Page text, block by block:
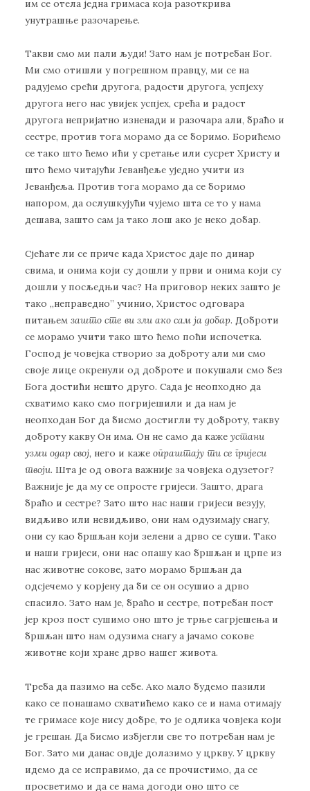
им се отела једна гримаса која разоткрива
унутрашње разочарење.
Такви смо ми пали људи! Зато нам је потребан Бог.
Ми смо отишли у погрешном правцу, ми се на
радујемо срећи другога, радости другога, успјеху
другога него нас увијек успјех, срећа и радост
другога непријатно изненади и разочара али, браћо и
сестре, против тога морамо да се боримо. Борићемо
се тако што ћемо ићи у сретање или сусрет Христу и
што ћемо читајући Јеванђеље уједно учити из
Јеванђеља. Против тога морамо да се боримо
напором, да ослушкујући чујемо шта се то у нама
дешава, зашто сам ја тако лош ако је неко добар.
Сјећате ли се приче када Христос даје по динар
свима, и онима који су дошли у први и онима који су
дошли у посљедњи час? На приговор неких зашто је
тако ,,неправедно” учинио, Христос одговара
питањем зашто сте ви зли ако сам ја добар. Доброти
се морамо учити тако што ћемо поћи испочетка.
Господ је човејка створио за доброту али ми смо
своје лице окренули од доброте и покушали смо без
Бога достићи нешто друго. Сада је неопходно да
схватимо како смо погријешили и да нам је
неопходан Бог да бисмо достигли ту доброту, такву
доброту какву Он има. Он не само да каже устани
узми одар свој, него и каже опраштају ти се гријеси
твоји. Шта је од овога важније за човјека одузетог?
Важније је да му се опросте гријеси. Зашто, драга
браћо и сестре? Зато што нас наши гријеси везују,
видљиво или невидљиво, они нам одузимају снагу,
они су као бршљан који зелени а дрво се суши. Тако
и наши гријеси, они нас опашу као бршљан и црпе из
нас животне сокове, зато морамо бршљан да
одсјечемо у корјену да би се он осушио а дрво
спасило. Зато нам је, браћо и сестре, потребан пост
јер кроз пост сушимо оно што је трње сагрјешења и
бршљан што нам одузима снагу а јачамо сокове
животне који хране дрво нашег живота.
Треба да пазимо на себе. Ако мало будемо пазили
како се понашамо схватићемо како се и нама отимају
те гримасе које нису добре, то је одлика човјека који
је грешан. Да бисмо избјегли све то потребан нам је
Бог. Зато ми данас овдје долазимо у цркву. У цркву
идемо да се исправимо, да се прочистимо, да се
просветимо и да се нама догоди оно што се